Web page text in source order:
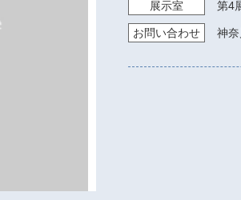
展示室 第4
お問い合わせ 神